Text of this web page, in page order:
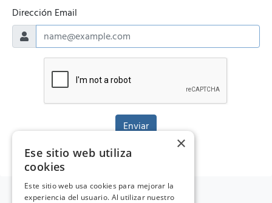
Dirección Email
Enviar
×
Ese sitio web utiliza
cookies
Este sitio web usa cookies para mejorar la
experiencia del usuario. Al utilizar nuestro